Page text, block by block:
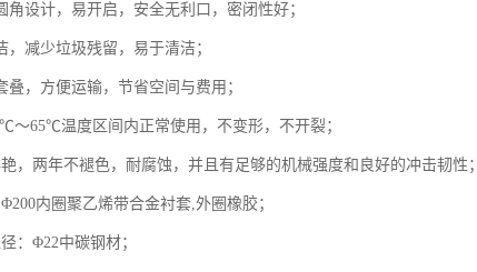
角设计，易开启，安全无利口，密闭性好；
，减少垃圾残留，易于清洁；
套叠，方便运输，节省空间与费用；
～65℃温度区间内正常使用，不变形，不开裂；
，两年不褪色，耐腐蚀，并且有足够的机械强度和良好的冲击韧性；
内圈聚乙烯带合金衬套,外圈橡胶；
：Φ22中碳钢材；